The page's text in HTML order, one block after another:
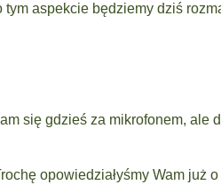
aspekcie będziemy dziś
się gdzieś za mikrofonem, ale
opowiedziałyśmy Wam już